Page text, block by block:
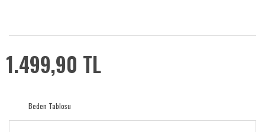
1.499,90 TL
Beden Tablosu